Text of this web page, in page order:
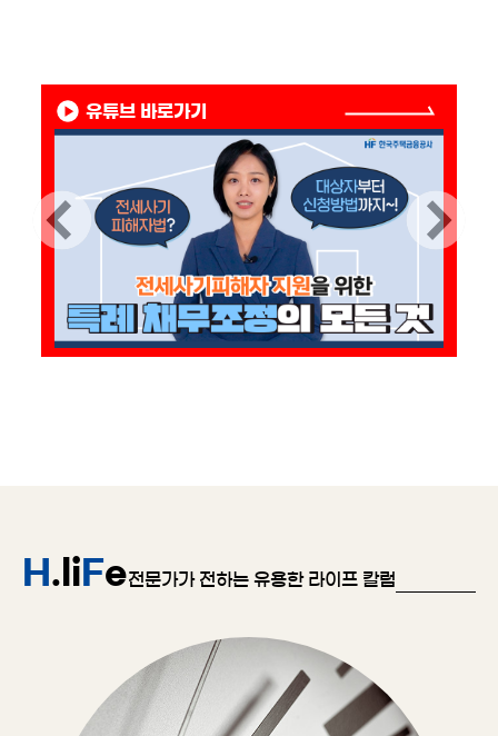
유튜브 바로가기
H .li Fe전문가가 전하는 유용한 라이프 칼럼